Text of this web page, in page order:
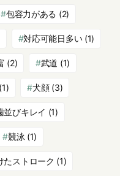
包容力がある (2)
対応可能日多い(1)
(2) 武道 (1)
(1) 犬顔(3)
並びキレイ (1)
競泳 (1)
たストローク (1)